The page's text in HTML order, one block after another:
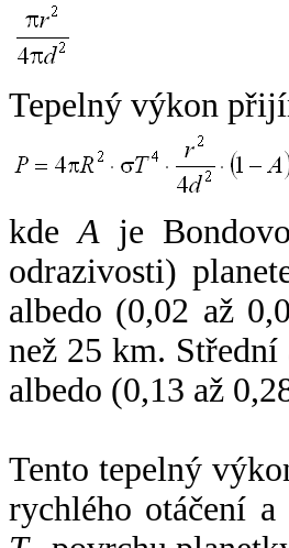
Tepelný výkon
kdeA je
odrazivosti)
albedo (0,02 až
než 25 km.
albedo (0,13 až
Tento tepelný
rychlého otáčení